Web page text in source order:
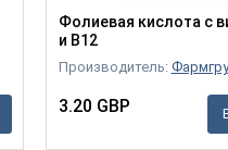
Фолиевая кислота с
и B12
Производитель:
3.20 GBP